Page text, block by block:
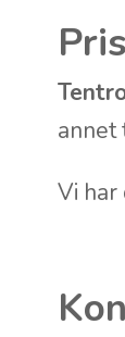
annet
Vi har